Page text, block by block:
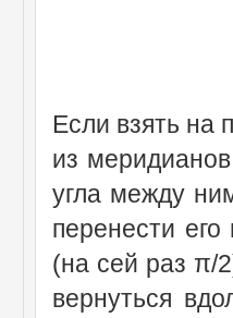
Если взять на
из
угла между
перенести
(на сей раз π/
вернуться